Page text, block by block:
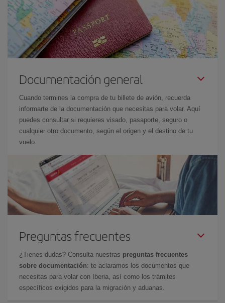
Documentación general
Cuando termines la compra de tu billete de avión, recuerda
informarte de la documentación que necesitas para volar. Aquí
puedes consultar si requieres visado, pasaporte, seguro o
cualquier otro documento, según el origen y el destino de tu
vuelo.
Preguntas frecuentes
¿Tienes dudas? Consulta nuestras preguntas frecuentes
sobre documentación: te aclaramos los documentos que
necesitas para volar con Iberia, así como los trámites
específicos exigidos para la migración y aduanas.